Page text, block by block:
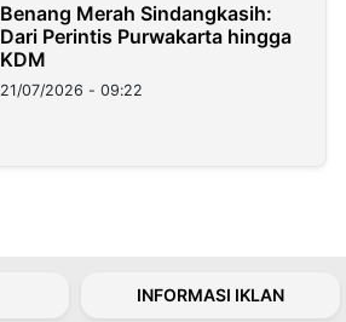
Benang Merah Sindangkasih:
Dari Perintis Purwakarta hingga
KDM
21/07/2026 - 09:22
INFORMASI IKLAN